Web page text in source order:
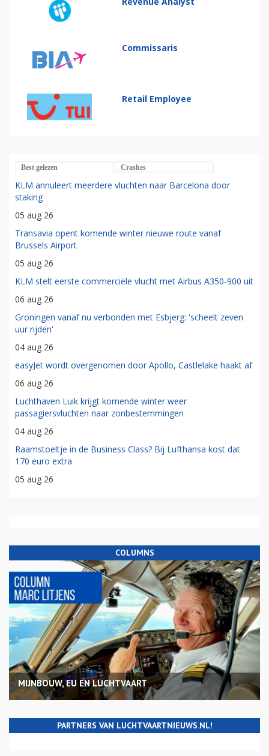
Commissaris
Retail Employee
Best gelezen Crashes
KLM annuleert meerdere vluchten naar Barcelona door
staking
05 aug 26
Transavia opent komende winter nieuwe route vanaf
Brussels Airport
05 aug 26
KLM stelt eerste commerciële vlucht met Airbus A350-900 uit
06 aug 26
Groningen vanaf nu verbonden met Esbjerg: 'scheelt zeven
uur rijden'
04 aug 26
easyJet wordt overgenomen door Apollo, Castlelake haakt af
06 aug 26
Luchthaven Luik krijgt komende winter weer
passagiersvluchten naar zonbestemmingen
04 aug 26
Raamstoeltje in de Business Class? Bij Lufthansa kost dat
170 euro extra
05 aug 26
COLUMNS
MIJNBOUW, EU EN LUCHTVAART
PARTNERS VAN LUCHTVAARTNIEUWS.NL!